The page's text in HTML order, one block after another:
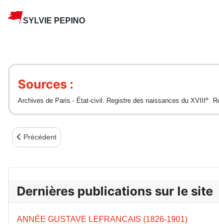
SYLVIE PEPINO
Sources :
Archives de Paris - État-civil. Registre des naissances du XVIII e .
Article précédent : La paysannerie et la Commune
Précédent
Dernières publications sur le site
ANNÉE GUSTAVE LEFRANCAIS (1826-1901)